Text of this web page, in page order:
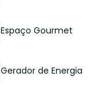
Espaço Gourmet
Gerador de Energia